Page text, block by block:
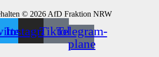
© 2026 AfD Fraktion NRW
InstagramTiktokTelegram-
plane